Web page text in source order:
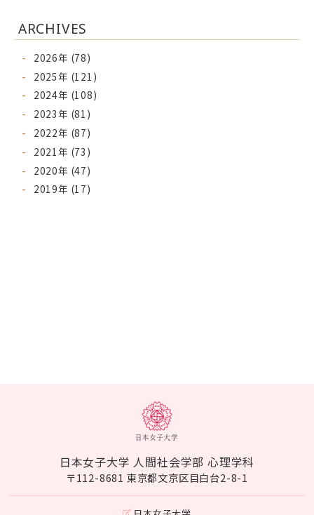
ARCHIVES
2026年 (78)
2025年 (121)
2024年 (108)
2023年 (81)
2022年 (87)
2021年 (73)
2020年 (47)
2019年 (17)
日本女子大学 人間社会学部 心理学科
〒112-8681 東京都文京区目白台2-8-1